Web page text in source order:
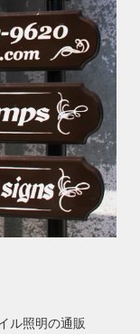
ル照明の通販